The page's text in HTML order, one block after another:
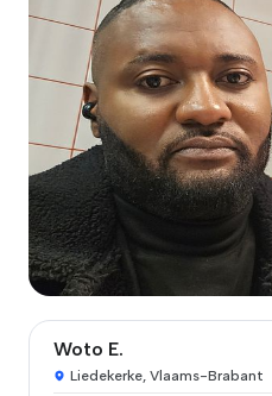
Woto E.
Liedekerke, Vlaams-Brabant